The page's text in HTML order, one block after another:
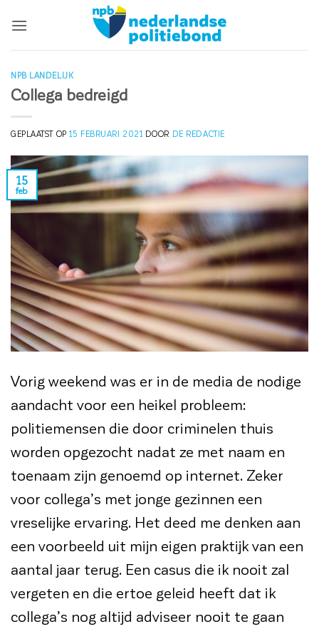
naar
NPB LANDELIJK
Collega bedreigd
GEPLAATST OP15 FEBRUARI 2021 DOOR DE REDACTIE
15
feb
Vorig weekend was er in de media de nodige
aandacht voor een heikel probleem:
politiemensen die door criminelen thuis
worden opgezocht nadat ze met naam en
toenaam zijn genoemd op internet. Zeker
voor collega’s met jonge gezinnen een
vreselijke ervaring. Het deed me denken aan
een voorbeeld uit mijn eigen praktijk van een
aantal jaar terug. Een casus die ik nooit zal
vergeten en die ertoe geleid heeft dat ik
collega’s nog altijd adviseer nooit te gaan